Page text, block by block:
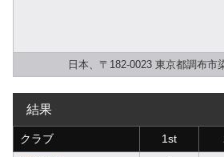
日本、〒182-0023 東京都調布市
結果
クラブ 1st